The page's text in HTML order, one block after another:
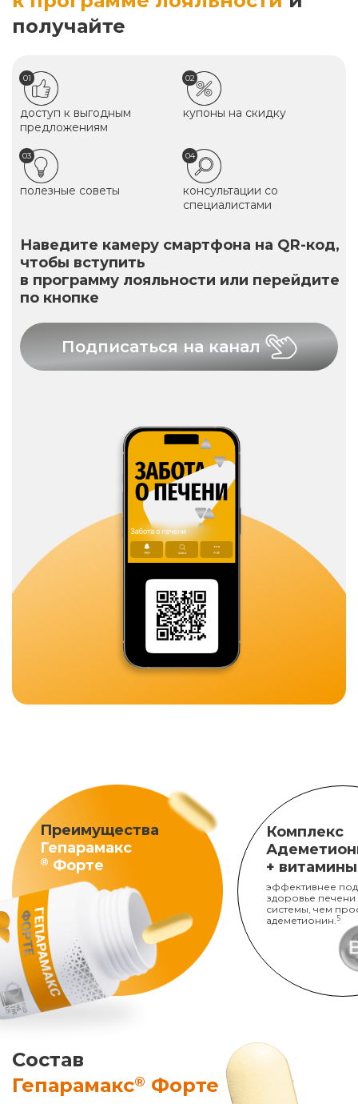
получайте
01
доступ к выгодным
предложениям
02
купоны на скидку
03
полезные советы
04
консультации со
специалистами
Наведите камеру смартфона на QR-код,
чтобы вступить
в программу лояльности или перейдите
по кнопке
Подписаться на канал
Преимущества
Гепарамакс
® Форте
Комплекс
+
эффективнее
здоровье печени
системы, чем
адеметионин. 5
Состав
Гепарамакс® Форте